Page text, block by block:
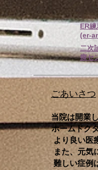
​ごあいさつ
院
当院は開業
ホームドクタ
より良い医
また、元気に
難しい症例は
ER
(er-
二次
療セ